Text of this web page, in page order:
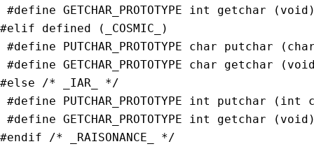
#define GETCHAR_PROTOTYPE int getchar ( void
#elif defined ( _COSMIC_
)
#define PUTCHAR_PROTOTYPE char putchar (
#define GETCHAR_PROTOTYPE char getchar (
#else
/* _IAR_ */
#define PUTCHAR_PROTOTYPE int putchar ( int
#define GETCHAR_PROTOTYPE int getchar ( void
#endif /* _RAISONANCE_ */